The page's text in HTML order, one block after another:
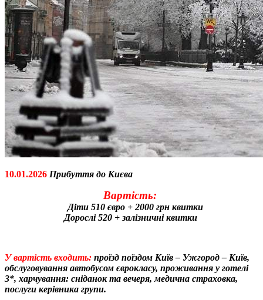
10.01.2026 Прибуття до Києва
Вартість:
Діти 510 євро + 2000 грн квитки
Дорослі 520 + залізничні квитки
У вартість входить: проїзд поїздом Київ – Ужгород – Київ,
обслуговування автобусом єврокласу, проживання у готелі
3*, харчування: сніданок та вечеря, медична страховка,
послуги керівника групи.